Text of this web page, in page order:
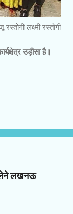
लक्ष्मी रस्तोगी
उड़ीसा है।
लेने लखनऊ